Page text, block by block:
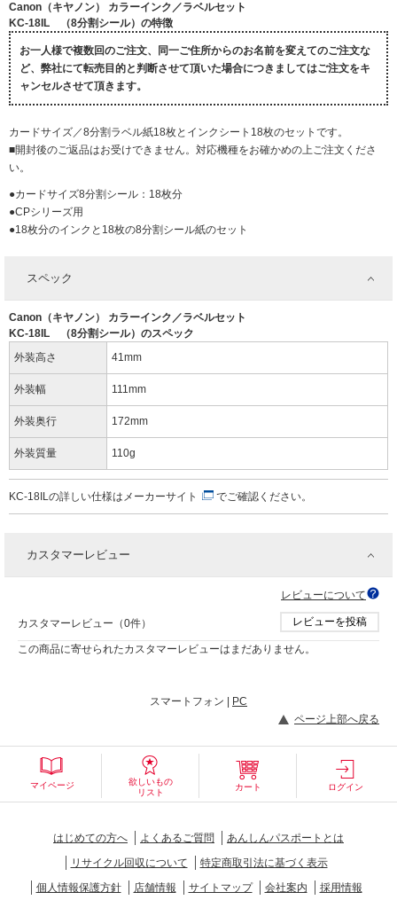
Canon（キヤノン） カラーインク／ラベルセット
KC-18IL （8分割シール）の特徴
お一人様で複数回のご注文、同一ご住所からのお名前を変えてのご注文な
ど、弊社にて転売目的と判断させて頂いた場合につきましてはご注文をキ
ャンセルさせて頂きます。
カードサイズ／8分割ラベル紙18枚とインクシート18枚のセットです。
■開封後のご返品はお受けできません。対応機種をお確かめの上ご注文くださ
い。
●カードサイズ8分割シール：18枚分
●CPシリーズ用
●18枚分のインクと18枚の8分割シール紙のセット
スペック
Canon（キヤノン） カラーインク／ラベルセット
KC-18IL （8分割シール）のスペック
外装高さ
41mm
外装幅 111mm
外装奥行 172mm
外装質量 110g
KC-18ILの詳しい仕様は メーカーサイト でご確認ください。
カスタマーレビュー
レビューについて
カスタマーレビュー（0件） レビューを投稿
この商品に寄せられたカスタマーレビューはまだありません。
スマートフォン |
PC
ページ上部へ戻る
マイページ
欲しいもの
リスト
カート ログイン
はじめての方へ よくあるご質問
あんしんパスポートとは
リサイクル回収について
特定商取引法に基づく表示
個人情報保護方針
店舗情報 サイトマップ 会社案内 採用情報